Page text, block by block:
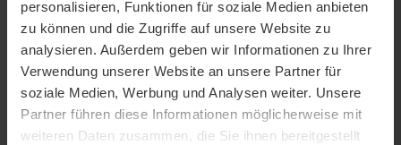
personalisieren, Funktionen für soziale Medien anbieten
zu können und die Zugriffe auf unsere Website zu
analysieren. Außerdem geben wir Informationen zu Ihrer
Verwendung unserer Website an unsere Partner für
soziale Medien, Werbung und Analysen weiter. Unsere
Partner führen diese Informationen möglicherweise mit
weiteren Daten zusammen, die Sie ihnen bereitgestellt